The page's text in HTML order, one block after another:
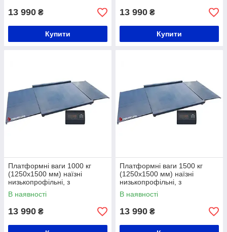
13 990 ₴
Купити
13 990 ₴
Купити
Платформні ваги 1000 кг
(1250х1500 мм) наїзні
низькопрофільні, з
розбірними пандусами
В наявності
13 990 ₴
Платформні ваги 1500 кг
(1250х1500 мм) наїзні
низькопрофільні, з
розбірними пандусами
В наявності
13 990 ₴